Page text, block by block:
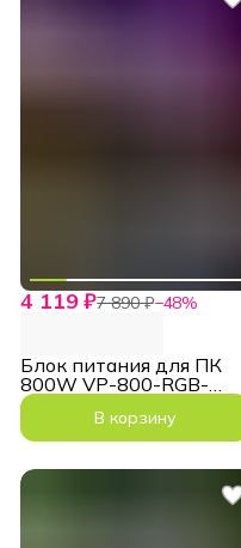
4 119 ₽7 890 ₽−48%
Блок питания для ПК
800W VP-800-RGB-
MODULAR 80+ Bronze
В корзину